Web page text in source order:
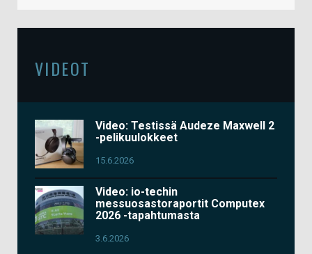
VIDEOT
Video: Testissä Audeze Maxwell 2
-pelikuulokkeet
15.6.2026
Video: io-techin
messuosastoraportit Computex
2026 -tapahtumasta
3.6.2026